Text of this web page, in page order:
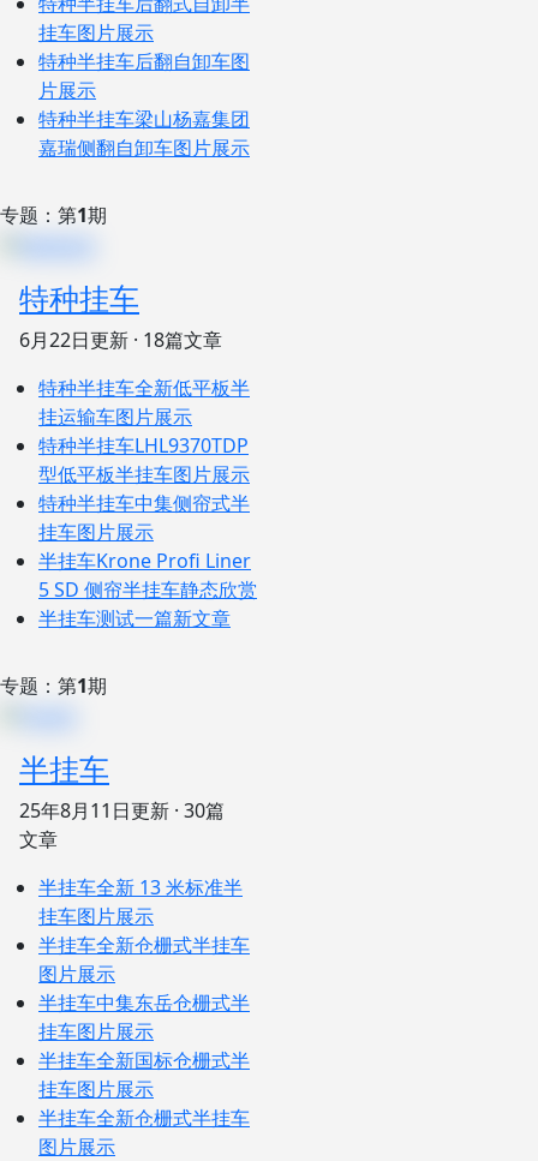
挂车图片展示
特种半挂车后翻自卸车图
片展示
特种半挂车梁山杨嘉集团
嘉瑞侧翻自卸车图片展示
专题：第1期
特种挂车
6月22日更新 · 18篇文章
特种半挂车全新低平板半
挂运输车图片展示
特种半挂车LHL9370TDP
型低平板半挂车图片展示
特种半挂车中集侧帘式半
挂车图片展示
半挂车Krone Profi Liner
5 SD 侧帘半挂车静态欣赏
半挂车测试一篇新文章
专题：第1期
半挂车
25年8月11日更新 · 30篇
文章
半挂车全新 13 米标准半
挂车图片展示
半挂车全新仓栅式半挂车
图片展示
半挂车中集东岳仓栅式半
挂车图片展示
半挂车全新国标仓栅式半
挂车图片展示
半挂车全新仓栅式半挂车
图片展示